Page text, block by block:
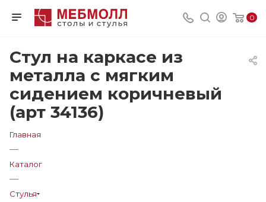
0
Стул на каркасе из
металла с мягким
сидением коричневый
(арт 34136)
Главная
—
Каталог
—
Стулья